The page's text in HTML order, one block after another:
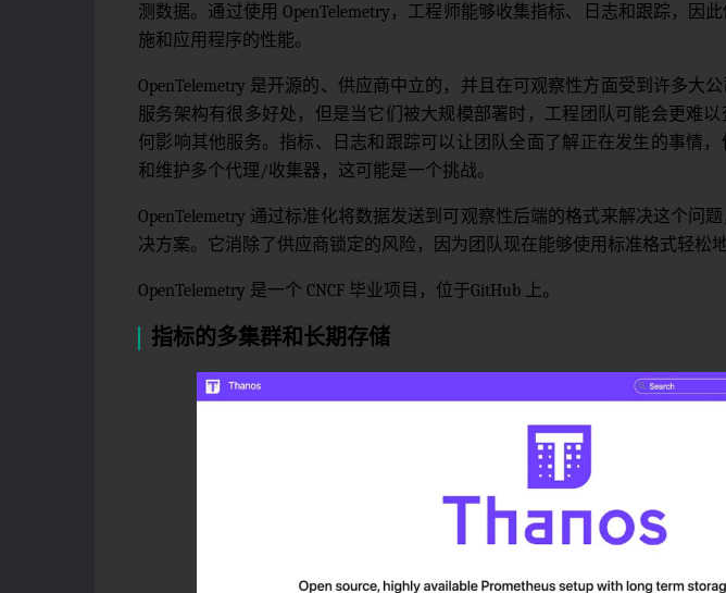
测数据。通过使用 OpenTelemetry，工程师能够收集指标、日志和跟踪，因
施和应用程序的性能。
OpenTelemetry 是开源的、供应商中立的，并且在可观察性方面受到许多大
服务架构有很多好处，但是当它们被大规模部署时，工程团队可能会更难
何影响其他服务。指标、日志和跟踪可以让团队全面了解正在发生的事情
和维护多个代理/收集器，这可能是一个挑战。
OpenTelemetry 通过标准化将数据发送到可观察性后端的格式来解决这个问
决方案。它消除了供应商锁定的风险，因为团队现在能够使用标准格式轻松
OpenTelemetry 是一个 CNCF 毕业项目，位于GitHub 上。
指标的多集群和长期存储